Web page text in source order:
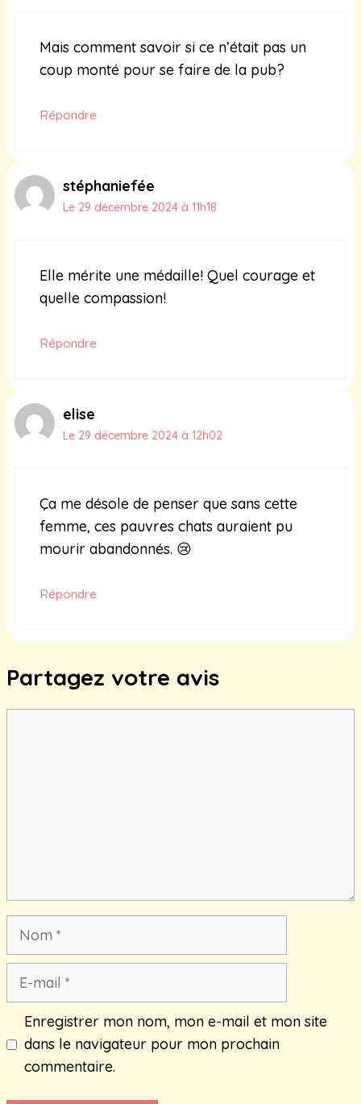
Mais comment savoir si ce n’était pas un
coup monté pour se faire de la pub?
Répondre
stéphaniefée
Le 29 décembre 2024 à 11h18
Elle mérite une médaille! Quel courage et
quelle compassion!
Répondre
elise
Le 29 décembre 2024 à 12h02
Ça me désole de penser que sans cette
femme, ces pauvres chats auraient pu
mourir abandonnés. 😢
Répondre
Partagez votre avis
Nom
Enregistrer mon nom, mon e-mail et mon site
dans le navigateur pour mon prochain
commentaire.